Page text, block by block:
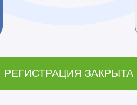
РЕГИСТРАЦИЯ ЗАКРЫТА